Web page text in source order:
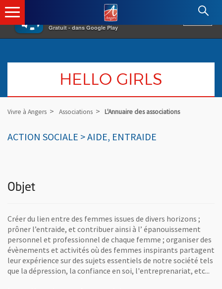
×
Gratuit - dans Google Play
Angers.fr : Retour à l'accueil
HELLO GIRLS
Vivre à Angers Associations L'Annuaire des associations
ACTION SOCIALE > AIDE, ENTRAIDE
Objet
Créer du lien entre des femmes issues de divers horizons ;
prôner l’entraide, et contribuer ainsi à l’ épanouissement
personnel et professionnel de chaque femme ; organiser des
évènements et activités où des femmes inspirants partagent
leur expérience sur des sujets essentiels de notre société tels
que la dépression, la confiance en soi, l'entreprenariat, etc...